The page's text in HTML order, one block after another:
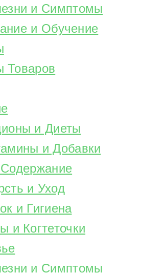
и Симптомы
и Обучение
Товаров
и Диеты
и Добавки
и Уход
и Гигиена
и Когтеточки
и Симптомы